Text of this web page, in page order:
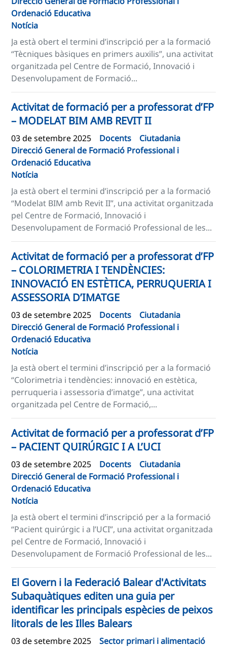
Ordenació Educativa
Notícia
Ja està obert el termini d’inscripció per a la formació
“Tècniques bàsiques en primers auxilis”, una activitat
organitzada pel Centre de Formació, Innovació i
Desenvolupament de Formació...
Activitat de formació per a professorat d’FP
– MODELAT BIM AMB REVIT II
03 de setembre 2025 Docents
Ciutadania
Direcció General de Formació Professional i
Ordenació Educativa
Notícia
Ja està obert el termini d’inscripció per a la formació
“Modelat BIM amb Revit II”, una activitat organitzada
pel Centre de Formació, Innovació i
Desenvolupament de Formació Professional de les...
Activitat de formació per a professorat d’FP
– COLORIMETRIA I TENDÈNCIES:
INNOVACIÓ EN ESTÈTICA, PERRUQUERIA I
ASSESSORIA D’IMATGE
03 de setembre 2025 Docents
Ciutadania
Direcció General de Formació Professional i
Ordenació Educativa
Notícia
Ja està obert el termini d’inscripció per a la formació
“Colorimetria i tendències: innovació en estètica,
perruqueria i assessoria d’imatge”, una activitat
organitzada pel Centre de Formació,...
Activitat de formació per a professorat d’FP
– PACIENT QUIRÚRGIC I A L’UCI
03 de setembre 2025 Docents
Ciutadania
Direcció General de Formació Professional i
Ordenació Educativa
Notícia
Ja està obert el termini d’inscripció per a la formació
“Pacient quirúrgic i a l’UCI”, una activitat organitzada
pel Centre de Formació, Innovació i
Desenvolupament de Formació Professional de les...
El Govern i la Federació Balear d'Activitats
Subaquàtiques editen una guia per
identificar les principals espècies de peixos
litorals de les Illes Balears
03 de setembre 2025
Sector primari i alimentació